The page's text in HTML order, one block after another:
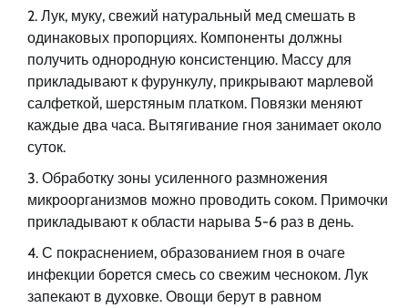
Лук, муку, свежий натуральный мед смешать в
одинаковых пропорциях. Компоненты должны
получить однородную консистенцию. Массу для
прикладывают к фурункулу, прикрывают марлевой
салфеткой, шерстяным платком. Повязки меняют
каждые два часа. Вытягивание гноя занимает около
суток.
Обработку зоны усиленного размножения
микроорганизмов можно проводить соком. Примочки
прикладывают к области нарыва 5-6 раз в день.
С покраснением, образованием гноя в очаге
инфекции борется смесь со свежим чесноком. Лук
запекают в духовке. Овощи берут в равном